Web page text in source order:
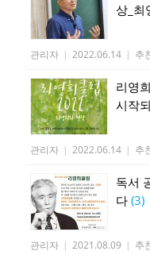
상_최
관리자 | 2022.06.14 | 추
리영
시작
관리자 | 2022.06.14 | 추
독서
다(3)
관리자 | 2021.08.09 | 추